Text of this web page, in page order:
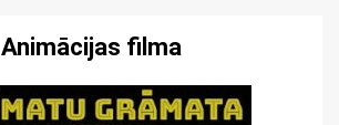
Animācijas filma